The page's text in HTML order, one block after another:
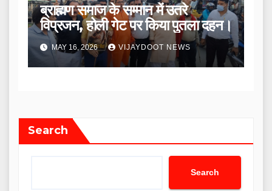
ब्राह्मण समाज के सम्मान में उतरे
विप्रजन, होली गेट पर किया पुतला दहन।
MAY 16, 2026 VIJAYDOOT NEWS
Search
Search